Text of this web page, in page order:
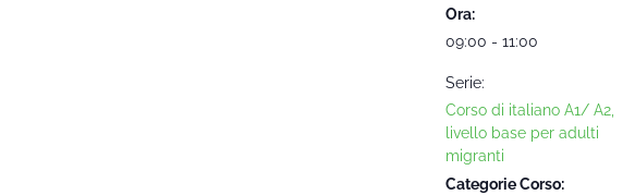
Ora:
09:00 - 11:00
Serie:
Corso di italiano A1/ A2,
livello base per adulti
migranti
Categorie Corso: